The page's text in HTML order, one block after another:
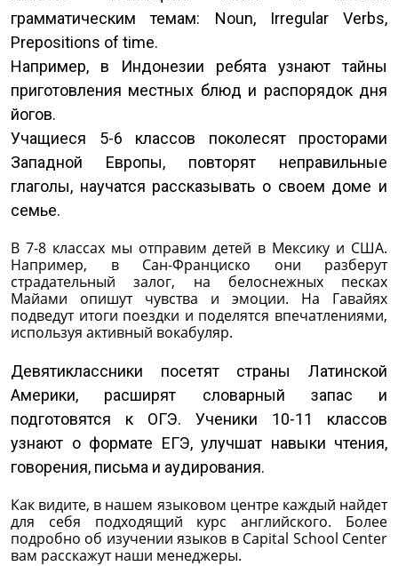
грамматическим темам: Noun, Irregular Verbs,
Prepositions of time.
Например, в Индонезии ребята узнают тайны
приготовления местных блюд и распорядок дня
йогов.
Учащиеся 5-6 классов поколесят просторами
Западной Европы, повторят неправильные
глаголы, научатся рассказывать о своем доме и
семье.
В 7-8 классах мы отправим детей в Мексику и США.
Например, в Сан-Франциско они разберут
страдательный залог, на белоснежных песках
Майами опишут чувства и эмоции. На Гавайях
подведут итоги поездки и поделятся впечатлениями,
используя активный вокабуляр.
Девятиклассники посетят страны Латинской
Америки, расширят словарный запас и
подготовятся к ОГЭ. Ученики 10-11 классов
узнают о формате ЕГЭ, улучшат навыки чтения,
говорения, письма и аудирования.
Как видите, в нашем языковом центре каждый найдет
для себя подходящий курс английского. Более
подробно об изучении языков в Capital School Center
вам расскажут наши менеджеры.